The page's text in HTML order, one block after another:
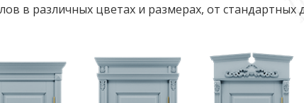
в различных цветах и размерах, от стандартных